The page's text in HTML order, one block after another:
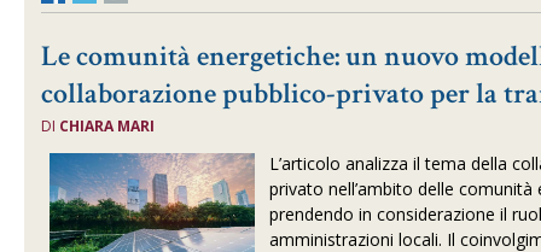
Le comunità energetiche: un nuovo
collaborazione pubblico-privato per la
DI CHIARA MARI
L’articolo analizza il tema della
privato nell’ambito delle
prendendo in considerazione il
amministrazioni locali. Il